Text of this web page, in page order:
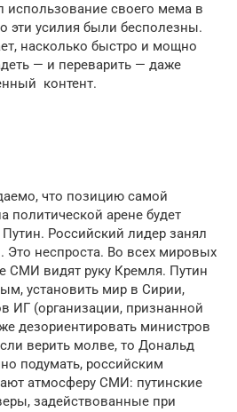
использование своего мема в
эти усилия были бесполезны.
насколько быстро и мощно
— и переварить — даже
контент.
что позицию самой
политической арене будет
Российский лидер занял
Это неспроста. Во всех мировых
СМИ видят руку Кремля. Путин
установить мир в Сирии,
ИГ (организации, признанной
дезориентировать министров
верить молве, то Дональд
подумать, российским
атмосферу СМИ: путинские
задействованные при